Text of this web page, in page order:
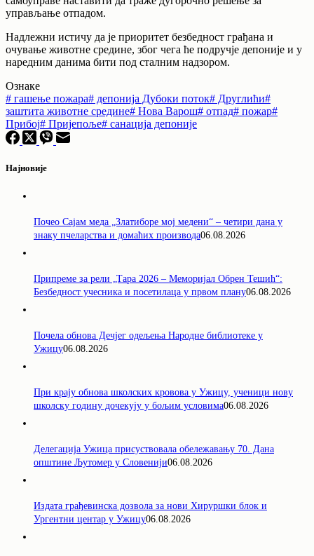
управљање отпадом.
Надлежни истичу да је приоритет безбедност грађана и
очување животне средине, због чега ће подручје депоније и у
наредним данима бити под сталним надзором.
Ознаке
# гашење пожара# депонија Дубоки поток# Друглићи#
заштита животне средине# Нова Варош# отпад# пожар#
Прибој# Пријепоље# санација депоније
Најновије
Почео Сајам меда „Златиборе мој медени“ – четири дана у
знаку пчеларства и домаћих производа06.08.2026
Припреме за рели „Тара 2026 – Меморијал Обрен Тешић“:
Безбедност учесника и посетилаца у првом плану06.08.2026
Почела обнова Дечјег одељења Народне библиотеке у
Ужицу06.08.2026
При крају обнова школских кровова у Ужицу, ученици нову
школску годину дочекују у бољим условима06.08.2026
Делегација Ужица присуствовала обележавању 70. Дана
општине Љутомер у Словенији06.08.2026
Издата грађевинска дозвола за нови Хируршки блок и
Ургентни центар у Ужицу06.08.2026